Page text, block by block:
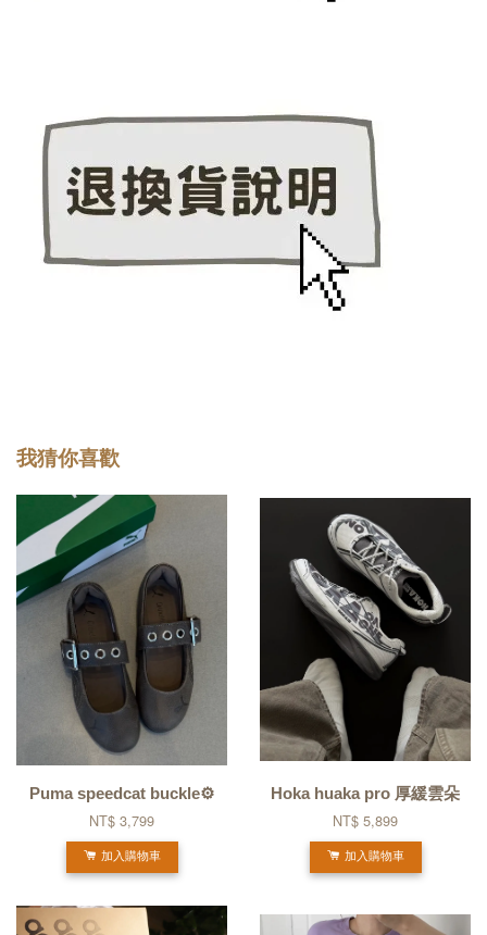
我猜你喜歡
Puma speedcat buckle⚙️
NT$ 3,799
加入購物車
Hoka huaka pro 厚緩雲朵
NT$ 5,899
加入購物車